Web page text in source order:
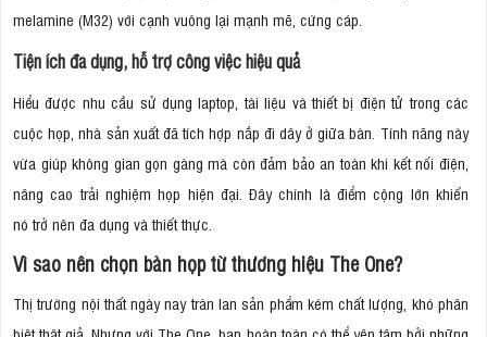
melamine (M32) với cạnh vuông lại mạnh mẽ, cứng cáp.
Tiện ích đa dụng, hỗ trợ công việc hiệu quả
Hiểu được nhu cầu sử dụng laptop, tài liệu và thiết bị điện tử trong các
cuộc họp, nhà sản xuất đã tích hợp nắp đi dây ở giữa bàn. Tính năng này
vừa giúp không gian gọn gàng mà còn đảm bảo an toàn khi kết nối điện,
nâng cao trải nghiệm họp hiện đại. Đây chính là điểm cộng lớn khiến
nó trở nên đa dụng và thiết thực.
Vì sao nên chọn bàn họp từ thương hiệu The One?
Thị trường nội thất ngày nay tràn lan sản phẩm kém chất lượng, khó phân
biệt thật giả. Nhưng với The One, bạn hoàn toàn có thể yên tâm bởi những